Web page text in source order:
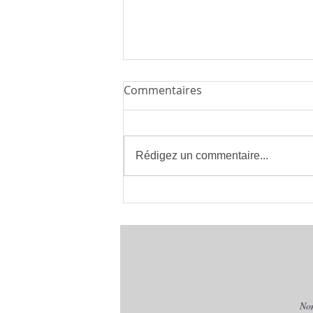
Commentaires
Rédigez un commentaire...